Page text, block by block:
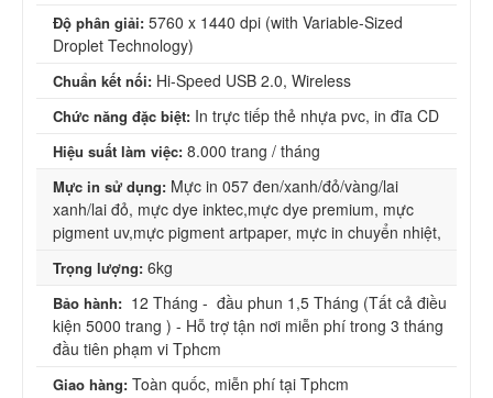
Độ phân giải: 5760 x 1440 dpi (with Variable-Sized
Droplet Technology)
Chuẩn kết nối: Hi-Speed USB 2.0, Wireless
Chức năng đặc biệt: In trực tiếp thẻ nhựa pvc, in đĩa CD
Hiệu suất làm việc: 8.000 trang / tháng
Mực in sử dụng: Mực in 057 đen/xanh/đỏ/vàng/lai
xanh/lai đỏ, mực dye inktec,mực dye premium, mực
pigment uv,mực pigment artpaper, mực in chuyển nhiệt,
Trọng lượng: 6kg
Bảo hành: 12 Tháng - đầu phun 1,5 Tháng (Tất cả điều
kiện 5000 trang ) - Hỗ trợ tận nơi miễn phí trong 3 tháng
đầu tiên phạm vi Tphcm
Giao hàng: Toàn quốc, miễn phí tại Tphcm